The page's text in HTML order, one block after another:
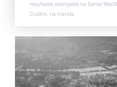
resultados alcançados na Dance
Dublin, na Irlanda.